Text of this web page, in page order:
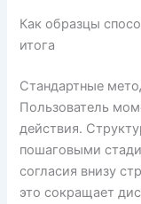
Как образцы
итога
Стандартные
Пользователь
действия.
пошаговыми
согласия внизу
это сокращает